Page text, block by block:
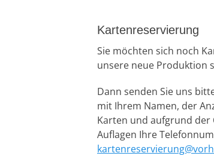
Kartenreservierung
Sie möchten sich noch
unsere neue Produktion
Dann senden Sie uns
mit Ihrem Namen, der
Karten und aufgrund der
Auflagen Ihre